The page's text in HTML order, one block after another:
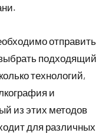
отправить
подходящий
технологий,
и
из этих методов
для различных